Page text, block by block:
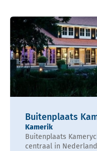
Buitenplaats
Kamerik
Buitenplaats
centraal in